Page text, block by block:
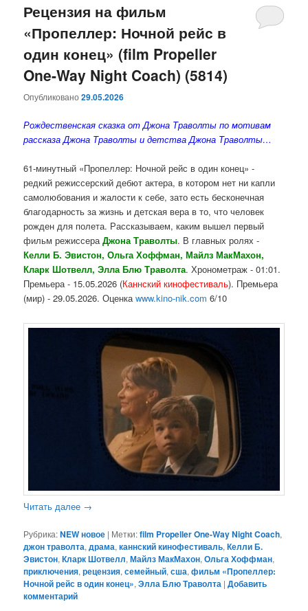
содержимому
содержимому
Рецензия на фильм
«Пропеллер: Ночной рейс в
один конец» (film Propeller
One-Way Night Coach) (5814)
Опубликовано29.05.2026
Рождественская сказка от Джона Траволты по мотивам
рассказа Джона Траволты и детства Джона Траволты…
61-минутный «Пропеллер: Ночной рейс в один конец» -
редкий режиссерский дебют актера, в котором нет ни капли
самолюбования и жалости к себе, зато есть бесконечная
благодарность за жизнь и детская вера в то, что человек
рожден для полета. Рассказываем, каким вышел первый
фильм режиссераДжона Траволты. В главных ролях -
Келли Б. Эвистон, Ольга Хоффман, Майлз МакМахон,
Кларк Шотвелл, Элла Блю Траволта. Хронометраж - 01:01.
Премьера - 15.05.2026 (Каннский кинофестиваль). Премьера
(мир) - 29.05.2026. Оценкаwww.kino-nik.com 6/10
Читать далее →
Рубрика:NEW новое | Метки:film Propeller One-Way Night Coach,
джон траволта,драма,каннский кинофестиваль,Келли Б.
Эвистон,Кларк Шотвелл,Майлз МакМахон,Ольга Хоффман,
приключения,рецензия,семейный,сша,фильм «Пропеллер:
Ночной рейс в один конец»,Элла Блю Траволта |Добавить
комментарий